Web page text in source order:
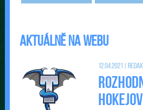
Aktuálně na webu
12.04.2021 |